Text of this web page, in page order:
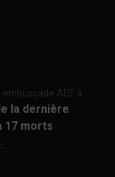
ADF à
la dernière
17 morts